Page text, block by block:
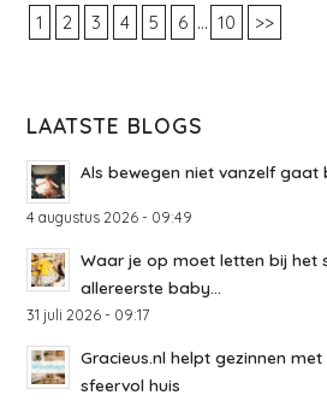
1
2 3 4 5 6 ... 10 >>
LAATSTE BLOGS
Als bewegen niet vanzelf gaat
4 augustus 2026 - 09:49
Waar je op moet letten bij het
allereerste baby...
31 juli 2026 - 09:17
Gracieus.nl helpt gezinnen
sfeervol huis